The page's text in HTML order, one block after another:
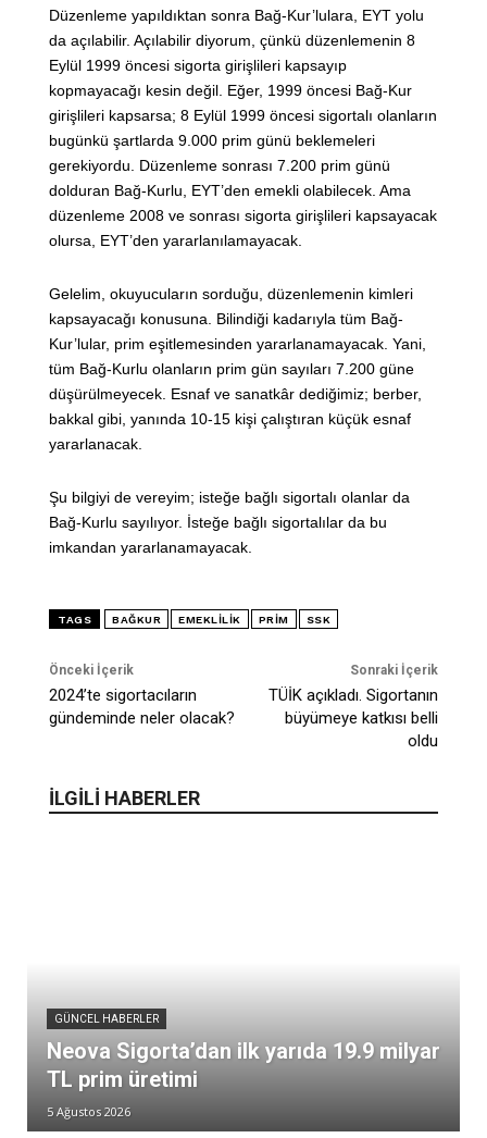
Düzenleme yapıldıktan sonra Bağ-Kur’lulara, EYT yolu
da açılabilir. Açılabilir diyorum, çünkü düzenlemenin 8
Eylül 1999 öncesi sigorta girişlileri kapsayıp
kopmayacağı kesin değil. Eğer, 1999 öncesi Bağ-Kur
girişlileri kapsarsa; 8 Eylül 1999 öncesi sigortalı olanların
bugünkü şartlarda 9.000 prim günü beklemeleri
gerekiyordu. Düzenleme sonrası 7.200 prim günü
dolduran Bağ-Kurlu, EYT’den emekli olabilecek. Ama
düzenleme 2008 ve sonrası sigorta girişlileri kapsayacak
olursa, EYT’den yararlanılamayacak.
Gelelim, okuyucuların sorduğu, düzenlemenin kimleri
kapsayacağı konusuna. Bilindiği kadarıyla tüm Bağ-
Kur’lular, prim eşitlemesinden yararlanamayacak. Yani,
tüm Bağ-Kurlu olanların prim gün sayıları 7.200 güne
düşürülmeyecek. Esnaf ve sanatkâr dediğimiz; berber,
bakkal gibi, yanında 10-15 kişi çalıştıran küçük esnaf
yararlanacak.
Şu bilgiyi de vereyim; isteğe bağlı sigortalı olanlar da
Bağ-Kurlu sayılıyor. İsteğe bağlı sigortalılar da bu
imkandan yararlanamayacak.
TAGS BAĞKUR EMEKLILIK PRIM SSK
Önceki İçerik
2024’te sigortacıların
gündeminde neler olacak?
Sonraki İçerik
TÜİK açıkladı. Sigortanın
büyümeye katkısı belli
oldu
İLGİLİ HABERLER
GÜNCEL HABERLER
Neova Sigorta’dan ilk yarıda 19.9 milyar
TL prim üretimi
5 Ağustos 2026